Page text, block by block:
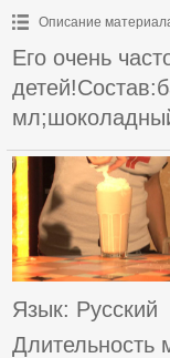
Описание
Его очень
Язык: Русский
Длительность